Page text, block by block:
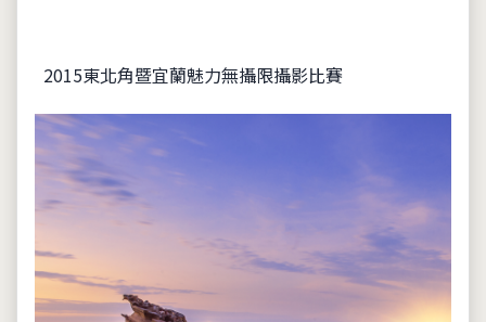
2015東北角暨宜蘭魅力無攝限攝影比賽